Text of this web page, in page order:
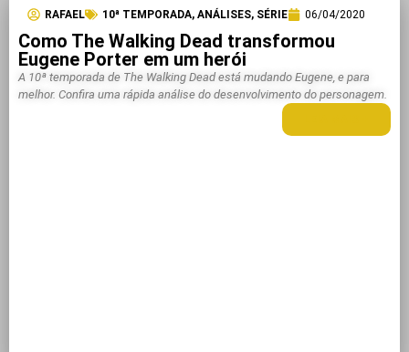
RAFAEL 10ª TEMPORADA, ANÁLISES, SÉRIE 06/04/2020
Como The Walking Dead transformou
Eugene Porter em um herói
A 10ª temporada de The Walking Dead está mudando Eugene, e para
melhor. Confira uma rápida análise do desenvolvimento do personagem.